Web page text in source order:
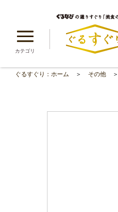
カテゴリ
ぐるすぐり：ホーム その他